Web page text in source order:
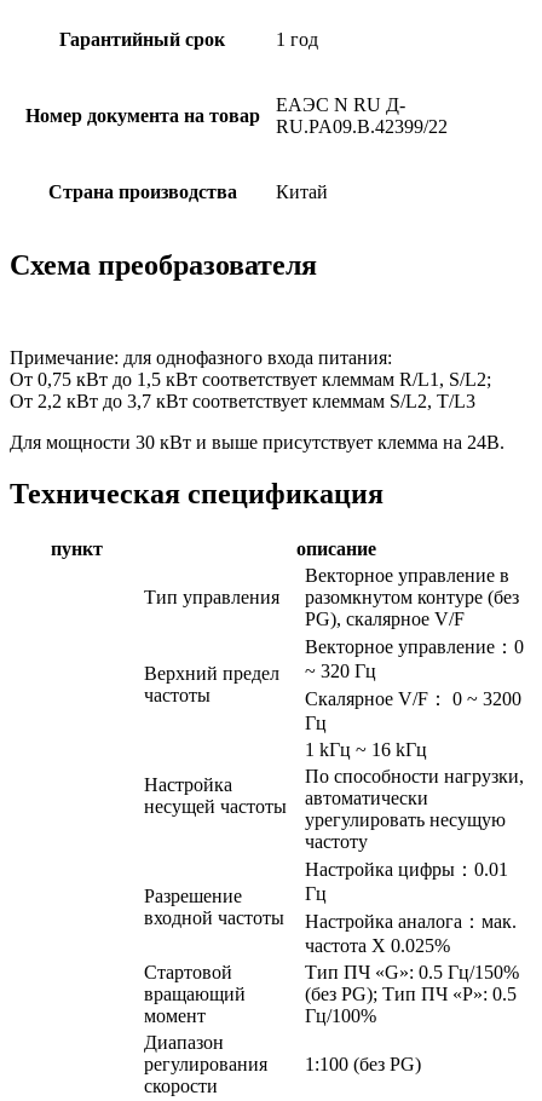
Гарантийный срок 1 год
Номер документа на товар
ЕАЭС N RU Д-
RU.PA09.B.42399/22
Страна производства Китай
Схема преобразователя
Примечание: для однофазного входа питания:
От 0,75 кВт до 1,5 кВт соответствует клеммам R/L1, S/L2;
От 2,2 кВт до 3,7 кВт соответствует клеммам S/L2, T/L3
Для мощности 30 кВт и выше присутствует клемма на 24В.
Техническая спецификация
пункт описание
Тип управления
Векторное управление в
разомкнутом контуре (без
PG), скалярное V/F
Верхний предел
частоты
Векторное управление：0
~ 320 Гц
Скалярное V/F： 0 ~ 3200
Гц
Настройка
несущей частоты
1 kГц ~ 16 kГц
По способности нагрузки,
автоматически
урегулировать несущую
частоту
Разрешение
входной частоты
Настройка цифры：0.01
Гц
Настройка аналога：мак.
частота X 0.025%
Стартовой
вращающий
момент
Тип ПЧ «G»: 0.5 Гц/150%
(без PG); Тип ПЧ «P»: 0.5
Гц/100%
Диапазон
регулирования
скорости
1:100 (без PG)